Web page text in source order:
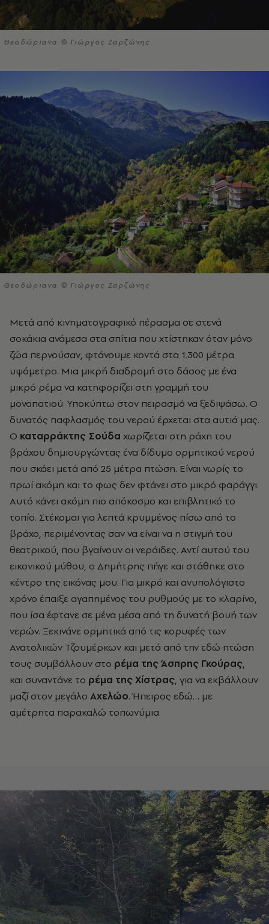
Θεοδώριανα © Γιώργος Ζαρζώνης
Θεοδώριανα © Γιώργος Ζαρζώνης
Μετά από κινηματογραφικό πέρασμα σε στενά
σοκάκια ανάμεσα στα σπίτια που χτίστηκαν όταν μόνο
ζώα περνούσαν, φτάνουμε κοντά στα 1.300 μέτρα
υψόμετρο. Μια μικρή διαδρομή στο δάσος με ένα
μικρό ρέμα να κατηφορίζει στη γραμμή του
μονοπατιού. Υποκύπτω στον πειρασμό να ξεδιψάσω. Ο
δυνατός παφλασμός του νερού έρχεται στα αυτιά μας.
Ο καταρράκτης Σούδα χωρίζεται στη ράχη του
βράχου δημιουργώντας ένα δίδυμο ορμητικού νερού
που σκάει μετά από 25 μέτρα πτώση. Είναι νωρίς το
πρωί ακόμη και το φως δεν φτάνει στο μικρό φαράγγι.
Αυτό κάνει ακόμη πιο απόκοσμο και επιβλητικό το
τοπίο. Στέκομαι για λεπτά κρυμμένος πίσω από το
βράχο, περιμένοντας σαν να είναι να η στιγμή του
θεατρικού, που βγαίνουν οι νεράιδες. Αντί αυτού του
εικονικού μύθου, ο Δημήτρης πήγε και στάθηκε στο
κέντρο της εικόνας μου. Για μικρό και ανυπολόγιστο
χρόνο έπαιξε αγαπημένος του ρυθμούς με το κλαρίνο,
που ίσα έφτανε σε μένα μέσα από τη δυνατή βουή των
νερών. Ξεκινάνε ορμητικά από τις κορυφές των
Ανατολικών Τζουμέρκων και μετά από την εδώ πτώση
τους συμβάλλουν στο ρέμα της Άσπρης Γκούρας,
και συναντάνε το ρέμα της Χίστρας, για να εκβάλλουν
μαζί στον μεγάλο Αχελώο. Ήπειρος εδώ… με
αμέτρητα παρακαλώ τοπωνύμια.